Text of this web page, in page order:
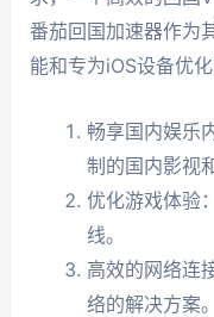
番茄回国加速器作为
能和专为iOS设备优化
畅享国内娱乐
制的国内影视
优化游戏体验
线。
高效的网络连
络的解决方案。